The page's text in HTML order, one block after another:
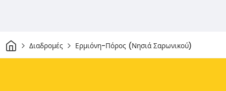
ΣπίτιΔιαδρομές Ερμιόνη-Πόρος (Νησιά Σαρωνικού)